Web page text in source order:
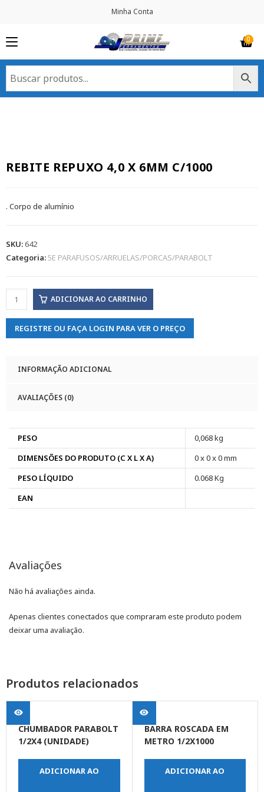
Minha Conta
REBITE REPUXO 4,0 X 6MM C/1000
. Corpo de alumínio
SKU:642
Categoria:5E PARAFUSOS/ARRUELAS/PORCAS/PARABOLT
ADICIONAR AO CARRINHO
REGISTRE OU FAÇA LOGIN PARA VER O PREÇO
INFORMAÇÃO ADICIONAL
AVALIAÇÕES (0)
PESO
0,068 kg
DIMENSÕES DO PRODUTO (C X L X A)
0 x 0 x 0 mm
PESO LÍQUIDO
0.068 Kg
EAN
Avaliações
Não há avaliações ainda.
Apenas clientes conectados que compraram este produto podem
deixar uma avaliação.
Produtos relacionados
CHUMBADOR PARABOLT
1/2X4 (UNIDADE)
ADICIONAR AO
BARRA ROSCADA EM
METRO 1/2X1000
ADICIONAR AO